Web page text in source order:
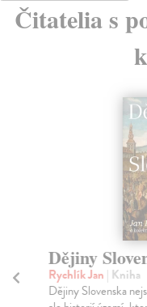
Čitatelia s
Dějiny
Rychlík Jan | Kniha
Dějiny Slovenska